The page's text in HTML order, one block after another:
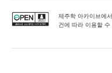
제주학 아카이브에
건에 따라 이용할 수